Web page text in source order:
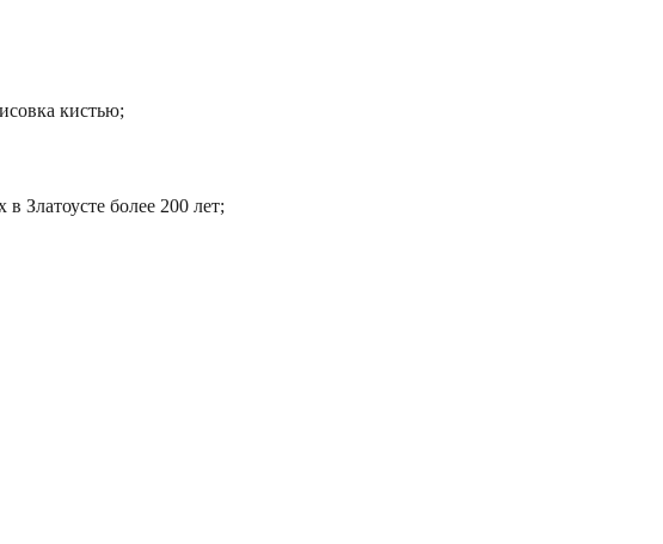
кистью;
Златоусте более 200 лет;